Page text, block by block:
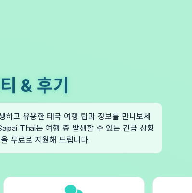
& 후기
고 유용한 태국 여행 팁과 정보를 만나보세
Thai는 여행 중 발생할 수 있는 긴급 상황
무료로 지원해 드립니다.